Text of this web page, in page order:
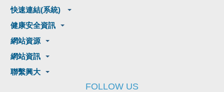
快速連結(系統)
健康安全資訊
網站資源
網站資訊
聯繫興大
FOLLOW US